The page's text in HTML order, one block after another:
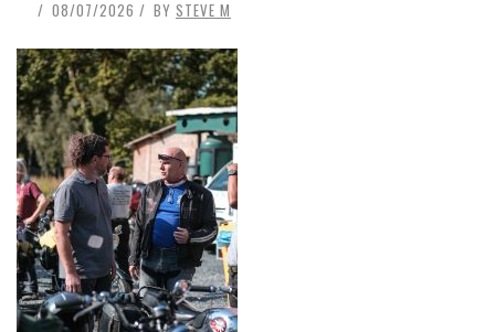
08/07/2026 BY STEVE M